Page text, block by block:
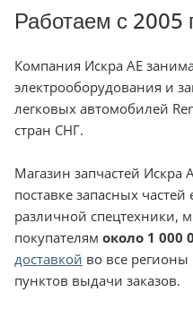
Работаем с 2005
Компания Искра АЕ
электрооборудования и
легковых автомобилей
стран СНГ.
Магазин запчастей Искра
поставке запасных
различной спецтехники,
покупателям около 1 000
доставкой во все регионы
пунктов выдачи заказов.